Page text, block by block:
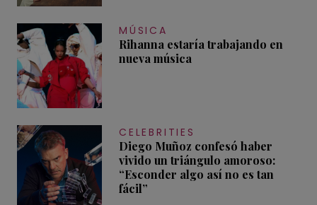
MÚSICA
Rihanna estaría trabajando en
nueva música
CELEBRITIES
Diego Muñoz confesó haber
vivido un triángulo amoroso:
“Esconder algo así no es tan
fácil”